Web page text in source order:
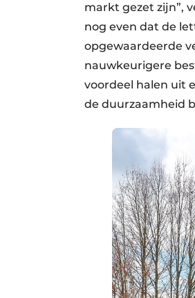
markt gezet zijn”,
nog even dat de
opgewaardeerde
nauwkeurigere
voordeel halen uit
de duurzaamheid